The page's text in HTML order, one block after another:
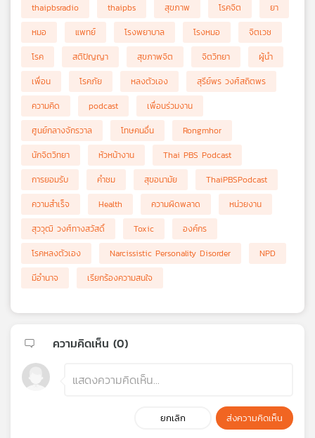
thaipbsradio thaipbs สุขภาพ โรคจิต
ยา
หมอ
แพทย์ โรงพยาบาล โรงหมอ
จิตเวช
โรค
สติปัญญา สุขภาพจิต จิตวิทยา
ผู้นำ
เพื่อน
โรคภัย หลงตัวเอง
สุรีย์พร วงศ์สถิตพร
ความคิด
podcast
เพื่อนร่วมงาน
ศูนย์กลางจักรวาล
โทษคนอื่น
Rongmhor
นักจิตวิทยา
หัวหน้างาน
Thai PBS Podcast
การยอมรับ
คำชม สุขอนามัย
ThaiPBSPodcast
ความสำเร็จ
Health ความผิดพลาด
หน่วยงาน
สุววุฒิ วงศ์ทางสวัสดิ์
Toxic
องค์กร
โรคหลงตัวเอง
Narcissistic Personality Disorder
NPD
มีอำนาจ
เรียกร้องความสนใจ
ความคิดเห็น (0)
ยกเลิก ส่งความคิดเห็น